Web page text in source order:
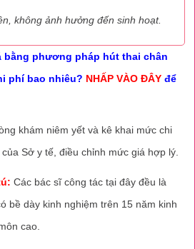
không ảnh hưởng đến sinh hoạt.
bằng phương pháp hút thai chân
phí bao nhiêu? NHẤP VÀO ĐÂY để
khám niêm yết và kê khai mức chi
Sở y tế, điều chỉnh mức giá hợp lý.
Các bác sĩ công tác tại đây đều là
bề dày kinh nghiệm trên 15 năm kinh
cao.